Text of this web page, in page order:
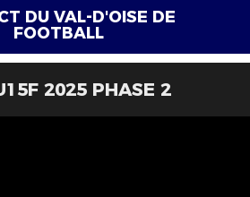
DU VAL-D'OISE DE
FOOTBALL
2025 PHASE 2